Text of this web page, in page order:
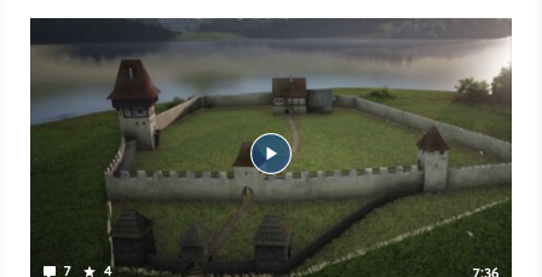
Early-Access-Version. Unser Redakteur Fabiano Uslenghi stellt
im Video die vielen Neuerungen und Verbesserungen von
Manor Lords vor, die das Spiel nochmal viel besser machen.
Doch es gibt auch noch viele Baustellen und vor allem muss
sich das Entwickler-Team (ja, inzwischen ist es ein Team)
endlich entscheiden, wie man das Potenzial des Spiels wirklich
ausschöpfen möchte. Manor Lords steht also 2026 auch vor
vielen Herausforderungen. Eines aber beleibt sicher: Manor
Lords ist nicht nur eines der schönsten, sondern es ist auch
ein der spannendsten Aufbauspiele, die es aktuell für den PC
7 4
7:36